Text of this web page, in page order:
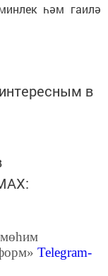
һәм гаилә
в
Telegram-